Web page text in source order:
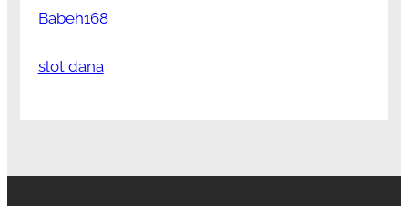
Babeh168
slot dana